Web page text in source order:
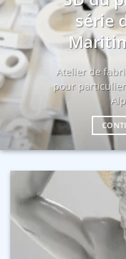
série
Atelier de
pour